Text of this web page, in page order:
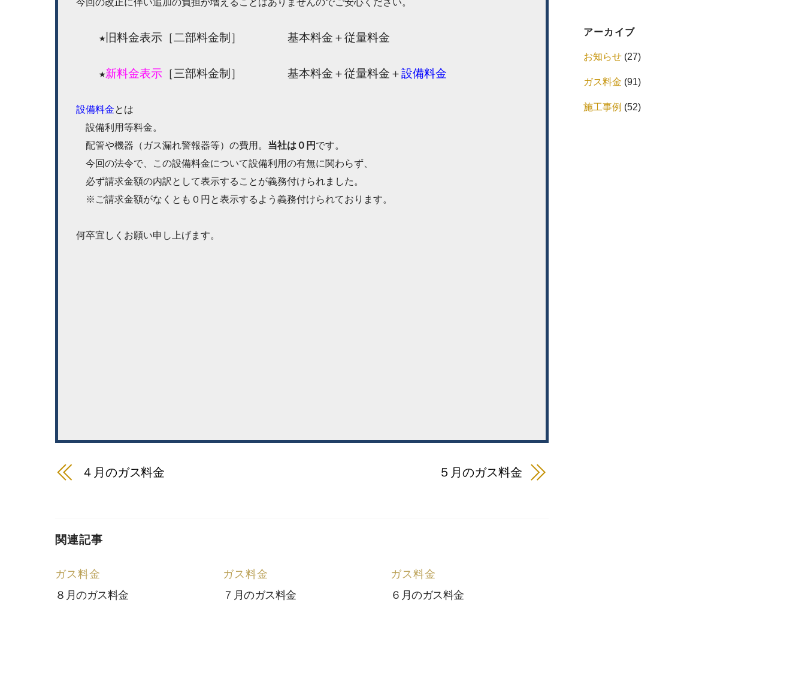
★旧料金表示［二部料金制］ 基本料金＋従量料金
★新料金表示 ［三部料金制］ 基本料金＋従量料金＋設備料金
設備料金とは
設備利用等料金。
配管や機器（ガス漏れ警報器等）の費用。 当社は０円 です。
今回の法令で、この設備料金について設備利用の有無に関わらず、
必ず請求金額の内訳として表示することが義務付けられました。
※ご請求金額がなくとも０円と表示するよう義務付けられております。
何卒宜しくお願い申し上げます。
４月のガス料金 ５月のガス料金
関連記事
ガス料金
８月のガス料金
ガス料金
７月のガス料金
ガス料金
６月のガス料金
アーカイブ
お知らせ(27)
ガス料金 (91)
施工事例 (52)